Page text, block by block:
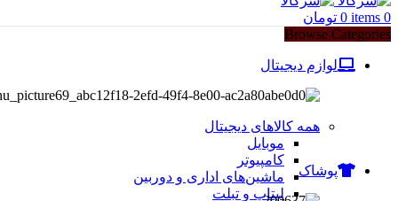
0
items
0 تومان
Browse Categories
لوازم دیجیتال
همه کالاهای دیجیتال
موبایل
کامپیوتر
ماشین‌های اداری و دوربین
لپتاپ و تبلت
پوشاک